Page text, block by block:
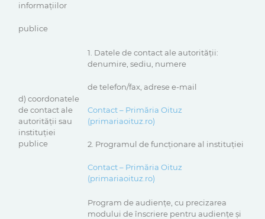
informaţiilor
publice
d) coordonatele
de contact ale
autorităţii sau
instituţiei
publice
1. Datele de contact ale autorităţii:
denumire, sediu, numere
de telefon/fax, adrese e-mail
Contact – Primăria Oituz
(primariaoituz.ro)
2. Programul de funcţionare al instituţiei
Contact – Primăria Oituz
(primariaoituz.ro)
Program de audienţe, cu precizarea
modului de înscriere pentru audienţe şi